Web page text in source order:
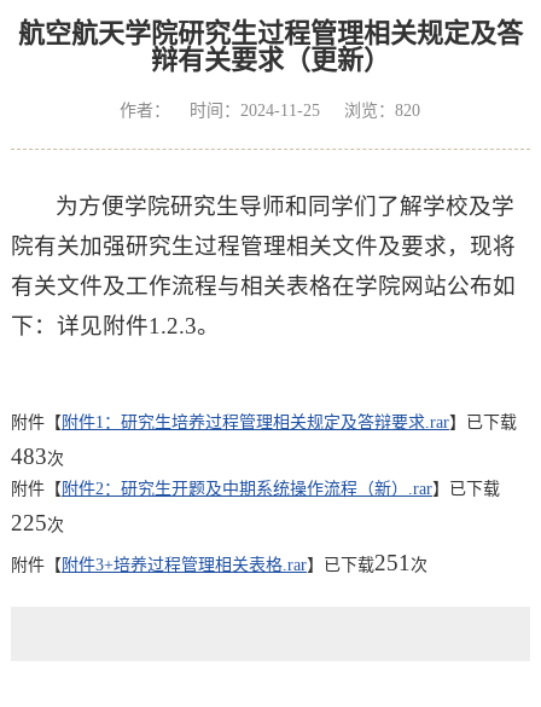
航空航天学院研究生过程管理相关规定及答
辩有关要求（更新）
作者： 时间：2024-11-25 浏览：820
为方便学院研究生导师和同学们了解学校及学
院有关加强研究生过程管理相关文件及要求，现将
有关文件及工作流程与相关表格在学院网站公布如
下：详见附件1.2.3。
附件【 附件1：研究生培养过程管理相关规定及答辩要求.rar】已下载
483次
附件【 附件2：研究生开题及中期系统操作流程（新）.rar】已下载
225次
附件【 附件3+培养过程管理相关表格.rar】已下载251次